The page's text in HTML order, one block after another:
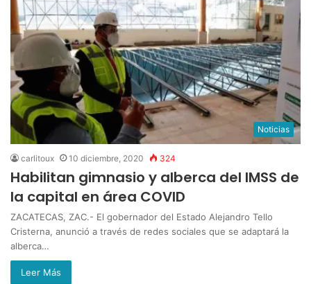
Noticias
carlitoux 10 diciembre, 2020 324
Habilitan gimnasio y alberca del IMSS de
la capital en área COVID
ZACATECAS, ZAC.- El gobernador del Estado Alejandro Tello
Cristerna, anunció a través de redes sociales que se adaptará la
alberca…
Leer Más